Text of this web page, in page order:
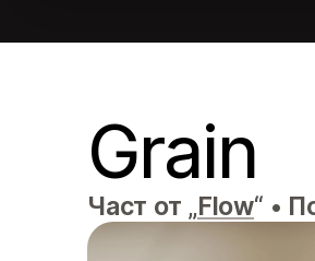
Grain
Част от „Flow“ •